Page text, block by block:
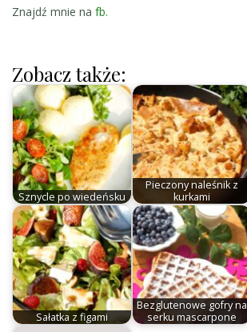
Znajdź mnie na fb.
Zobacz także:
Sznycle po wiedeńsku
Pieczony naleśnik z
kurkami
Sałatka z figami
Bezglutenowe gofry na
serku mascarpone